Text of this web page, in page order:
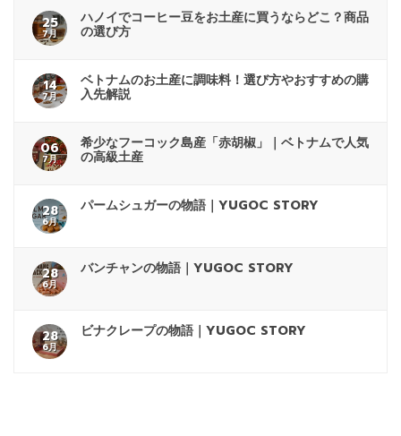
25
7月
ハノイでコーヒー豆をお土産に買うならどこ？商品
の選び方
14
7月
ベトナムのお土産に調味料！選び方やおすすめの購
入先解説
06
7月
希少なフーコック島産「赤胡椒」｜ベトナムで人気
の高級土産
28
6月
パームシュガーの物語｜YUGOC STORY
28
6月
バンチャンの物語｜YUGOC STORY
28
6月
ビナクレープの物語｜YUGOC STORY